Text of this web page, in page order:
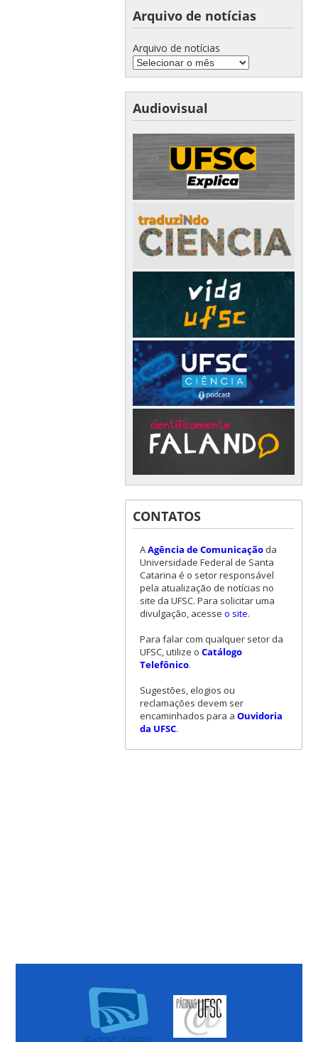
Arquivo de notícias
Arquivo de notícias
Audiovisual
CONTATOS
AAgência de Comunicaçãoda
Universidade Federal de Santa
Catarina é o setor responsável
pela atualização de notícias no
site da UFSC. Para solicitar uma
divulgação, acesse o site.
Para falar com qualquer setor da
UFSC, utilize o Catálogo
Telefônico.
Sugestões, elogios ou
reclamações devem ser
encaminhados para a Ouvidoria
da UFSC.